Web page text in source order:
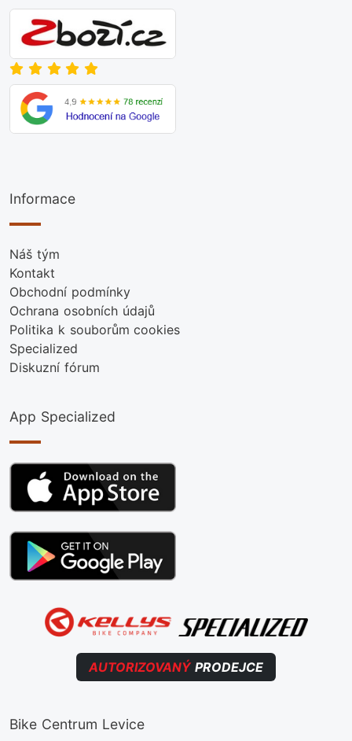
Informace
Náš tým
Kontakt
Obchodní podmínky
Ochrana osobních údajů
Politika k souborům cookies
Specialized
Diskuzní fórum
App Specialized
AUTORIZOVANÝPRODEJCE
Bike Centrum Levice